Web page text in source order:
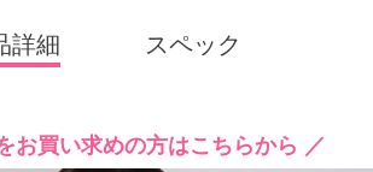
ました。
CLEAR 2week（クリアツーウィーク）／CLE
詳細 スペック
お買い求めの方はこちらから ／